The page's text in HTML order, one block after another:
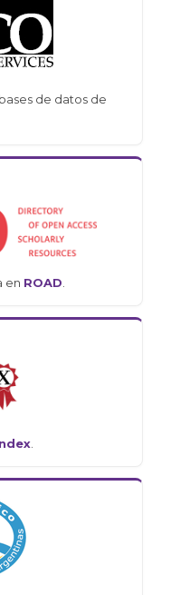
de datos de
en ROAD